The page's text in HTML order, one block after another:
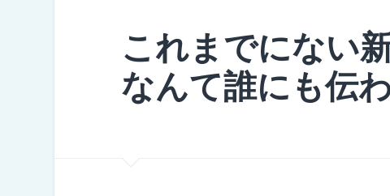
これまでにない
なんて誰にも伝